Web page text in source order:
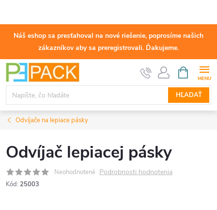
Náš eshop sa presťahoval na nové riešenie, poprosíme našich
zákazníkov aby sa preregistrovali. Ďakujeme.
Prejsť
obsah
HĽADAŤ
KOŠÍK
Odvíjače na lepiace pásky
Odvíjač lepiacej pásky
Neohodnotené Podrobnosti hodnotenia
Kód: 25003